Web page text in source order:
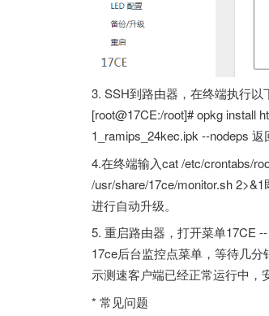
3. SSH到路由器，在终端执行以
[root@17CE:/root]# opkg install
1_ramips_24kec.ipk --nodeps 返
4.在终端输入cat /etc/crontabs/
/usr/share/17ce/monitor.sh
进行自动升级。
5. 重启路由器，打开菜单17CE
17ce后台监控点菜单，等待几
示测速客户端已经正常运行中，
* 常见问题